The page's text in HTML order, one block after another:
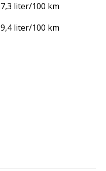
7,3 liter/100 km
9,4 liter/100 km